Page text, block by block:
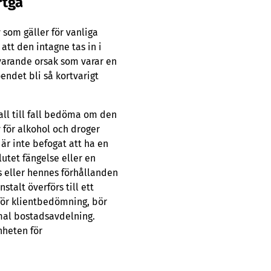
gäller för vanliga
den intagne tas in i
orsak som varar en
bli så kortvarigt
till fall bedöma om den
alkohol och droger
inte befogat att ha en
fängelse eller en
hennes förhållanden
överförs till ett
klientbedömning, bör
bostadsavdelning.
för